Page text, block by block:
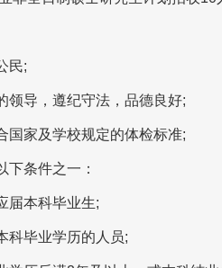
民;
导，遵纪守法，品德良好;
家及学校规定的体检标准;
条件之一：
本科毕业生;
毕业学历的人员;